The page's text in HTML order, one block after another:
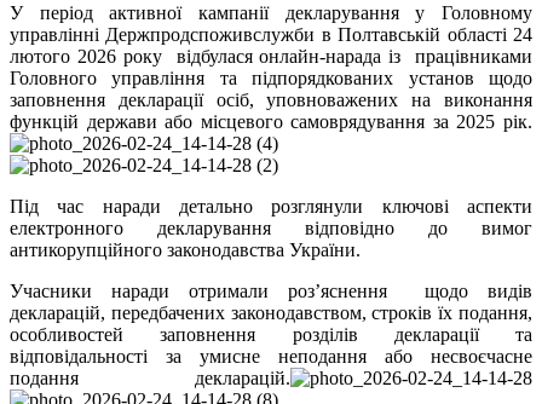
У період активної кампанії декларування у Головному
управлінні Держпродспоживслужби в Полтавській області 24
лютого 2026 року відбулася онлайн-нарада із працівниками
Головного управління та підпорядкованих установ щодо
заповнення декларації осіб, уповноважених на виконання
функцій держави або місцевого самоврядування за 2025 рік.
Під час наради детально розглянули ключові аспекти
електронного декларування відповідно до вимог
антикорупційного законодавства України.
Учасники наради отримали роз’яснення щодо видів
декларацій, передбачених законодавством, строків їх подання,
особливостей заповнення розділів декларації та
відповідальності за умисне неподання або несвоєчасне
подання декларацій.